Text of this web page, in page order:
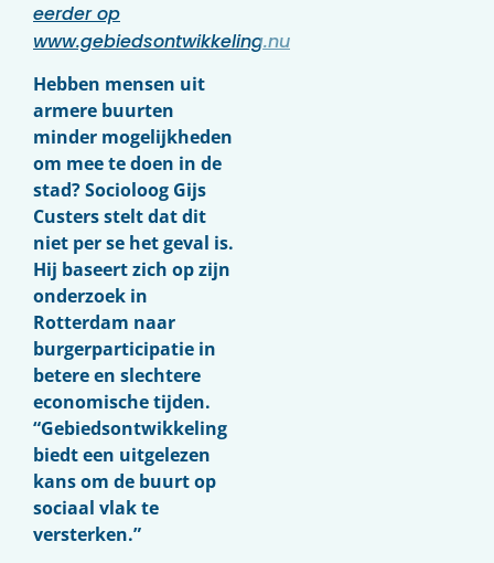
eerder op
www.gebiedsontwikkeling.nu
Hebben mensen uit
armere buurten
minder mogelijkheden
om mee te doen in de
stad? Socioloog Gijs
Custers stelt dat dit
niet per se het geval is.
Hij baseert zich op zijn
onderzoek in
Rotterdam naar
burgerparticipatie in
betere en slechtere
economische tijden.
“Gebiedsontwikkeling
biedt een uitgelezen
kans om de buurt op
sociaal vlak te
versterken.”